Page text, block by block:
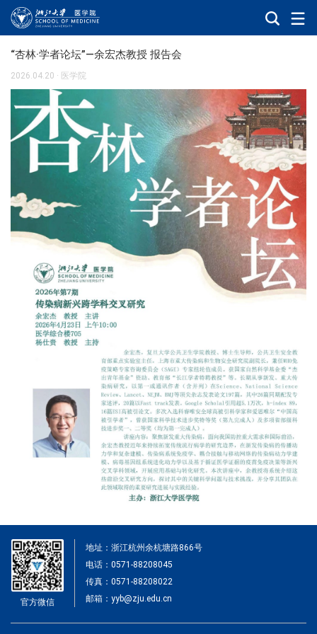
“杏林·学者论坛”—余宏杰教授 报告会
2026.04.20 · 医学院
官方微信
地址：浙江杭州余杭塘路866号
电话：0571-88208045
传真：0571-88208022
邮箱：yyb@zju.edu.cn